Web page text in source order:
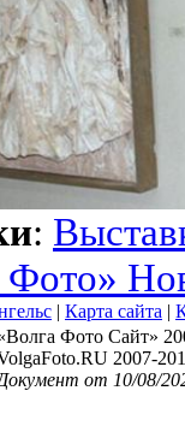
:
Фото»
| Карта сайта |
Фото Сайт»
2007-
от 10/08/